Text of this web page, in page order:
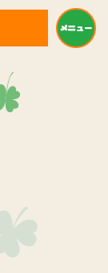
メニュー